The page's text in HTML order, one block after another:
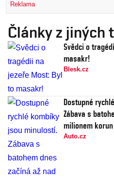
Reklama
Články z jiných
Svědci o
masakr!
Blesk.cz
Dostupné
Zábava s
milionem korun
Auto.cz